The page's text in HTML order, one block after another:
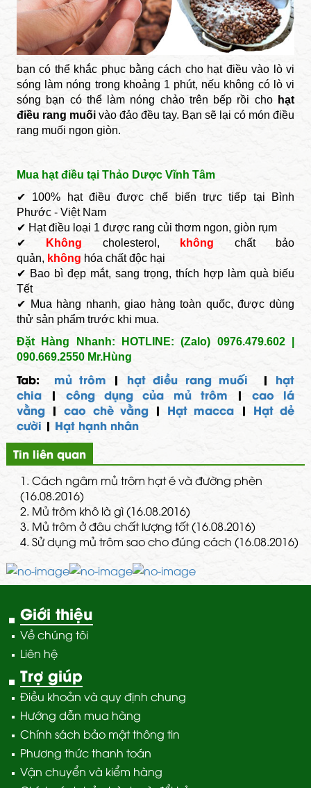
bạn có thể khắc phục bằng cách cho hạt điều vào lò vi
sóng làm nóng trong khoảng 1 phút, nếu không có lò vi
sóng bạn có thể làm nóng chảo trên bếp rồi cho hạt
điều rang muốivào đảo đều tay. Bạn sẽ lại có món điều
rang muối ngon giòn.
Mua hạt điều tại Thảo Dược Vĩnh Tâm
✔ 100% hạt điều được chế biến trực tiếp tại Bình
Phước - Việt Nam
✔ Hạt điều loại 1 được rang củi thơm ngon, giòn rụm
✔
Không cholesterol, không
chất bảo
quản, không hóa chất độc hại
✔ Bao bì đẹp mắt, sang trọng, thích hợp làm quà biếu
Tết
✔ Mua hàng nhanh, giao hàng toàn quốc, được dùng
thử sản phẩm trước khi mua.
Đặt Hàng Nhanh: HOTLINE: (Zalo) 0976.479.602 |
090.669.2550 Mr.Hùng
Tab: mủ trôm | hạt điều rang muối | hạt
chia|công dụng của mủ trôm | cao lá
vằng|cao chè vằng| Hạt macca | Hạt dẻ
cười | Hạt hạnh nhân
Tin liên quan
1. Cách ngâm mủ trôm hạt é và đường phèn
(16.08.2016)
2. Mủ trôm khô là gì (16.08.2016)
3. Mủ trôm ở đâu chất lượng tốt (16.08.2016)
4. Sử dụng mủ trôm sao cho đúng cách (16.08.2016)
Giới thiệu
Về chúng tôi
Liên hệ
Trợ giúp
Điều khoản và quy định chung
Hướng dẫn mua hàng
Chính sách bảo mật thông tin
Phương thức thanh toán
Vận chuyển và kiểm hàng